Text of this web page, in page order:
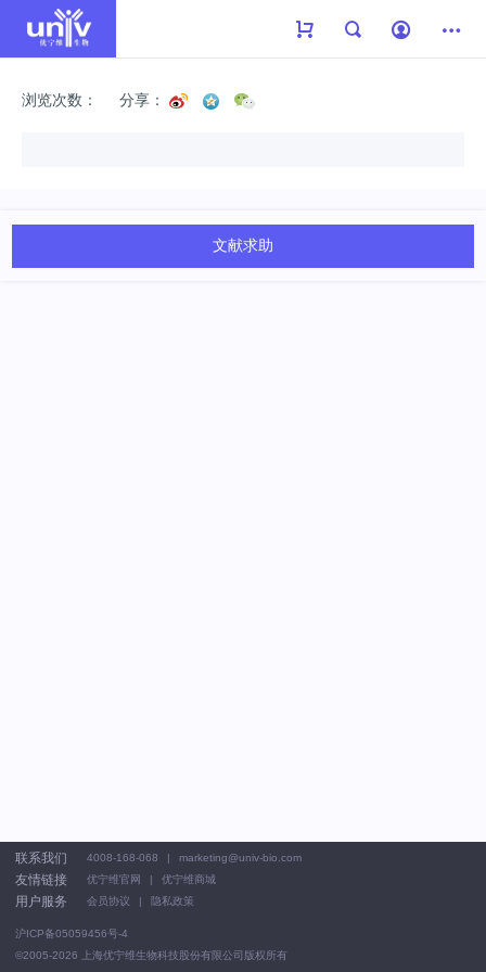
浏览次数： 分享：
文献求助
联系我们 4008-168-068 marketing@univ-bio.com
友情链接 优宁维官网 优宁维商城
用户服务 会员协议 隐私政策
沪ICP备05059456号-4
©2005-2026 上海优宁维生物科技股份有限公司版权所有